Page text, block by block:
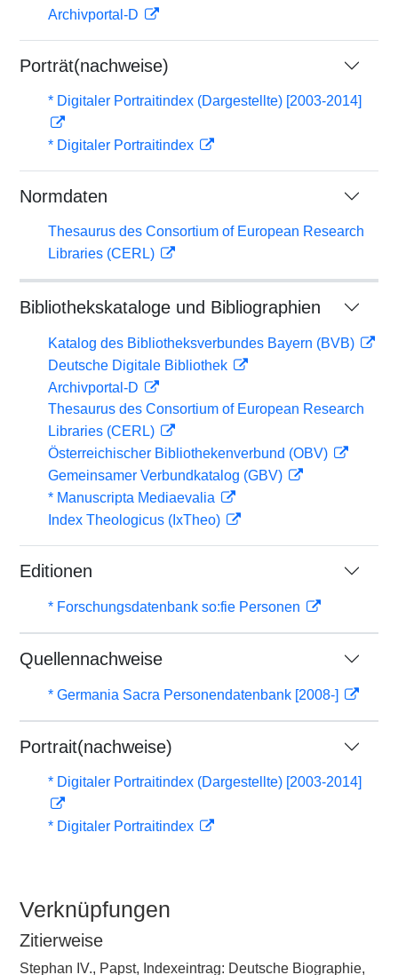
Archivportal-D
Porträt(nachweise)
* Digitaler Portraitindex (Dargestellte) [2003-2014]
* Digitaler Portraitindex
Normdaten
Thesaurus des Consortium of European Research
Libraries (CERL)
Bibliothekskataloge und Bibliographien
Katalog des Bibliotheksverbundes Bayern (BVB)
Deutsche Digitale Bibliothek
Archivportal-D
Thesaurus des Consortium of European Research
Libraries (CERL)
Österreichischer Bibliothekenverbund (OBV)
Gemeinsamer Verbundkatalog (GBV)
* Manuscripta Mediaevalia
Index Theologicus (IxTheo)
Editionen
* Forschungsdatenbank so:fie Personen
Quellennachweise
* Germania Sacra Personendatenbank [2008-]
Portrait(nachweise)
* Digitaler Portraitindex (Dargestellte) [2003-2014]
* Digitaler Portraitindex
Verknüpfungen
Zitierweise
Stephan IV., Papst, Indexeintrag: Deutsche Biographie,